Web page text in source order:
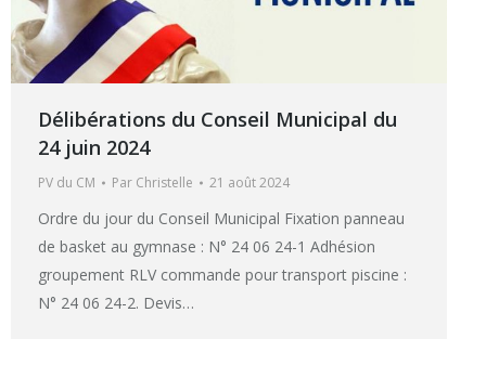
Délibérations du Conseil Municipal du
24 juin 2024
PV du CM Par Christelle 21 août 2024
Ordre du jour du Conseil Municipal Fixation panneau
de basket au gymnase : N° 24 06 24-1 Adhésion
groupement RLV commande pour transport piscine :
N° 24 06 24-2. Devis…